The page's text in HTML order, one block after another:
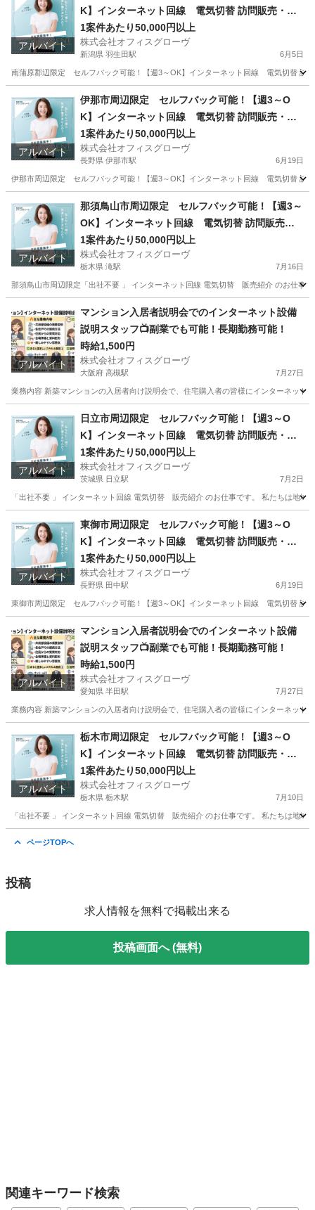
アルバイト
K】インターネット回線 電気切替 訪問販売・紹
介
1案件あたり50,000円以上
株式会社オフィスグローヴ
新潟県 羽生田駅 6月5日
南蒲原郡辺限定 セルフバック可能！【週3～OK】インターネット回線 電気切替 訪
羽生田駅 営業 セルフ
アルバイト
伊那市周辺限定 セルフバック可能！【週3～O
K】インターネット回線 電気切替 訪問販売・紹
介
1案件あたり50,000円以上
株式会社オフィスグローヴ
長野県 伊那市駅 6月19日
伊那市周辺限定 セルフバック可能！【週3～OK】インターネット回線 電気切替 訪
伊那市駅 営業 セルフ
アルバイト
那須鳥山市周辺限定 セルフバック可能！【週3～
OK】インターネット回線 電気切替 訪問販売・
紹介
1案件あたり50,000円以上
株式会社オフィスグローヴ
栃木県 滝駅 7月16日
那須鳥山市周辺限定「出社不要 」 インターネット回線 電気切替 販売紹介 のお仕事
営業 セルフ
アルバイト
マンション入居者説明会でのインターネット設備
説明スタッフ📺副業でも可能！長期勤務可能！
時給1,500円
株式会社オフィスグローヴ
大阪府 高槻駅 7月27日
業務内容 新築マンションの入居者向け説明会で、住宅購入者の皆様にインターネッ
高槻駅 接客 スタッフ
アルバイト
日立市周辺限定 セルフバック可能！【週3～O
K】インターネット回線 電気切替 訪問販売・紹
介
1案件あたり50,000円以上
株式会社オフィスグローヴ
茨城県 日立駅 7月2日
「出社不要 」 インターネット回線 電気切替 販売紹介 のお仕事です。 私たちは地
日立駅 営業 セルフ
アルバイト
東御市周辺限定 セルフバック可能！【週3～O
K】インターネット回線 電気切替 訪問販売・紹
介
1案件あたり50,000円以上
株式会社オフィスグローヴ
長野県 田中駅 6月19日
東御市周辺限定 セルフバック可能！【週3～OK】インターネット回線 電気切替 訪
営業 セルフ
アルバイト
マンション入居者説明会でのインターネット設備
説明スタッフ📺副業でも可能！長期勤務可能！
時給1,500円
株式会社オフィスグローヴ
愛知県 半田駅 7月27日
業務内容 新築マンションの入居者向け説明会で、住宅購入者の皆様にインターネッ
半田駅 接客 スタッフ
アルバイト
栃木市周辺限定 セルフバック可能！【週3～O
K】インターネット回線 電気切替 訪問販売・紹
介
1案件あたり50,000円以上
株式会社オフィスグローヴ
栃木県 栃木駅 7月10日
「出社不要 」 インターネット回線 電気切替 販売紹介 のお仕事です。 私たちは地
ページTOPへ
投稿
求人情報を無料で掲載出来る
投稿画面へ (無料)
関連キーワード検索